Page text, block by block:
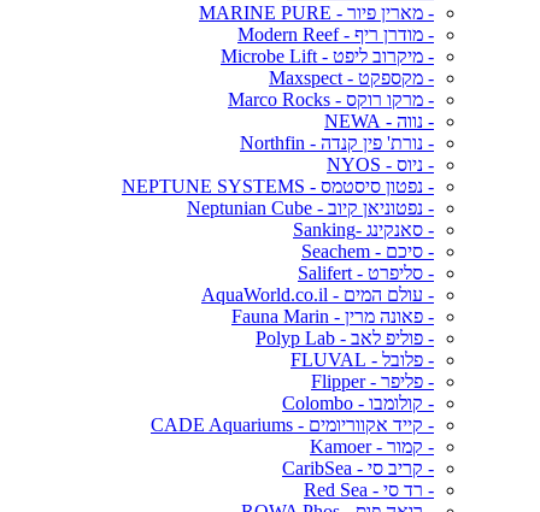
- מארין פיור - MARINE PURE
- מודרן ריף - Modern Reef
- מיקרוב ליפט - Microbe Lift
- מקספקט - Maxspect
- מרקו רוקס - Marco Rocks
- נווה - NEWA
- נורת' פין קנדה - Northfin
- ניוס - NYOS
- נפטון סיסטמס - NEPTUNE SYSTEMS
- נפטוניאן קיוב - Neptunian Cube
- סאנקינג -Sanking
- סיכם - Seachem
- סליפרט - Salifert
- עולם המים - AquaWorld.co.il
- פאונה מרין - Fauna Marin
- פוליפ לאב - Polyp Lab
- פלובל - FLUVAL
- פליפר - Flipper
- קולומבו - Colombo
- קייד אקווריומים - CADE Aquariums
- קמור - Kamoer
- קריב סי - CaribSea
- רד סי - Red Sea